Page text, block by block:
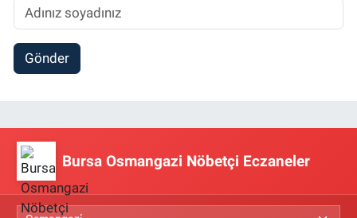
Gönder
Bursa Osmangazi Nöbetçi Eczaneler